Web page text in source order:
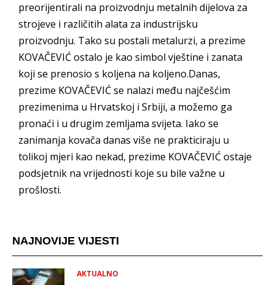
preorijentirali na proizvodnju metalnih dijelova za
strojeve i različitih alata za industrijsku
proizvodnju. Tako su postali metalurzi, a prezime
KOVAČEVIĆ ostalo je kao simbol vještine i zanata
koji se prenosio s koljena na koljeno.Danas,
prezime KOVAČEVIĆ se nalazi među najčešćim
prezimenima u Hrvatskoj i Srbiji, a možemo ga
pronaći i u drugim zemljama svijeta. Iako se
zanimanja kovača danas više ne prakticiraju u
tolikoj mjeri kao nekad, prezime KOVAČEVIĆ ostaje
podsjetnik na vrijednosti koje su bile važne u
prošlosti.
NAJNOVIJE VIJESTI
AKTUALNO